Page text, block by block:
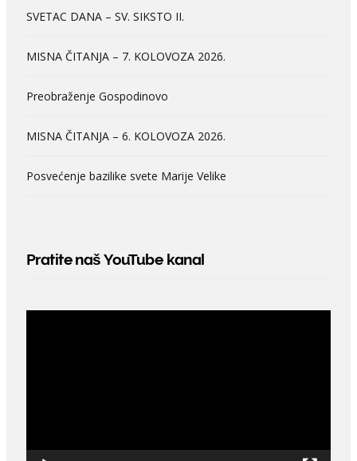
SVETAC DANA – SV. SIKSTO II.
MISNA ČITANJA – 7. KOLOVOZA 2026.
Preobraženje Gospodinovo
MISNA ČITANJA – 6. KOLOVOZA 2026.
Posvećenje bazilike svete Marije Velike
Pratite naš YouTube kanal